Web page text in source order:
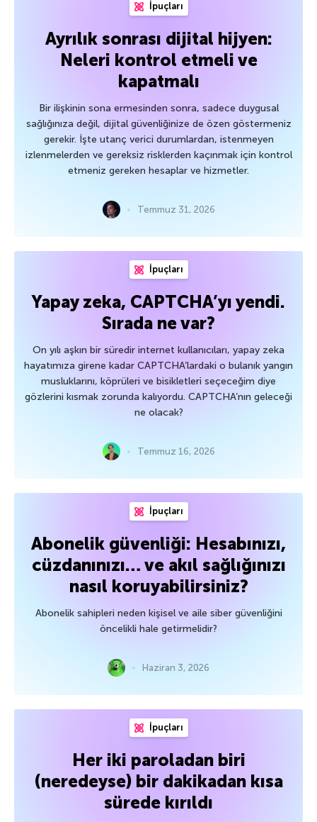
İpuçları
Ayrılık sonrası dijital hijyen:
Neleri kontrol etmeli ve
kapatmalı
Bir ilişkinin sona ermesinden sonra, sadece duygusal
sağlığınıza değil, dijital güvenliğinize de özen göstermeniz
gerekir. İşte utanç verici durumlardan, istenmeyen
izlenmelerden ve gereksiz risklerden kaçınmak için kontrol
etmeniz gereken hesaplar ve hizmetler.
Temmuz 31, 2026
İpuçları
Yapay zeka, CAPTCHA’yı yendi.
Sırada ne var?
On yılı aşkın bir süredir internet kullanıcıları, yapay zeka
hayatımıza girene kadar CAPTCHA’lardaki o bulanık yangın
musluklarını, köprüleri ve bisikletleri seçeceğim diye
gözlerini kısmak zorunda kalıyordu. CAPTCHA’nın geleceği
ne olacak?
Temmuz 16, 2026
İpuçları
Abonelik güvenliği: Hesabınızı,
cüzdanınızı… ve akıl sağlığınızı
nasıl koruyabilirsiniz?
Abonelik sahipleri neden kişisel ve aile siber güvenliğini
öncelikli hale getirmelidir?
Haziran 3, 2026
İpuçları
Her iki paroladan biri
(neredeyse) bir dakikadan kısa
sürede kırıldı